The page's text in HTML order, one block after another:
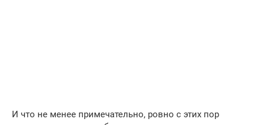
И что не менее примечательно, ровно с этих пор